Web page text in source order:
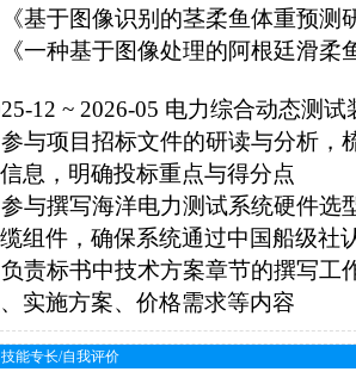
基于图像识别的茎柔鱼体重预
一种基于图像处理的阿根廷滑
12 ~ 2026-05 电力综合动态测
与项目招标文件的研读与分析，
息，明确投标重点与得分点
与撰写海洋电力测试系统硬件选
组件，确保系统通过中国船级社
责标书中技术方案章节的撰写工
实施方案、价格需求等内容
技能专长/自我评价